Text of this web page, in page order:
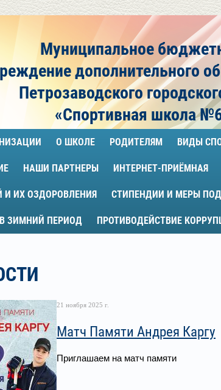
Муниципальное
дополнительного
Петрозаводского
«Спортивная школа
О ШКОЛЕ РОДИТЕЛЯМ ВИДЫ
НАШИ ПАРТНЕРЫ ИНТЕРНЕТ-ПРИЁМНАЯ
И ИХ ОЗДОРОВЛЕНИЯ СТИПЕНДИИ И МЕРЫ
ЗИМНИЙ ПЕРИОД ПРОТИВОДЕЙСТВИЕ
21 ноября 2025 г.
Матч Памяти Андрея Каргу
Приглашаем на матч памяти